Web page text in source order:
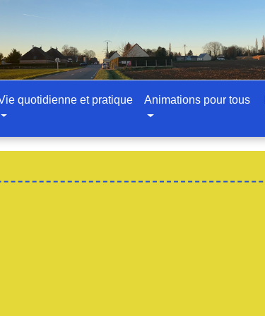
quotidienne et pratique Animations pour tous